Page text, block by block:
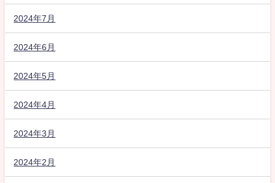
2024年7月
2024年6月
2024年5月
2024年4月
2024年3月
2024年2月